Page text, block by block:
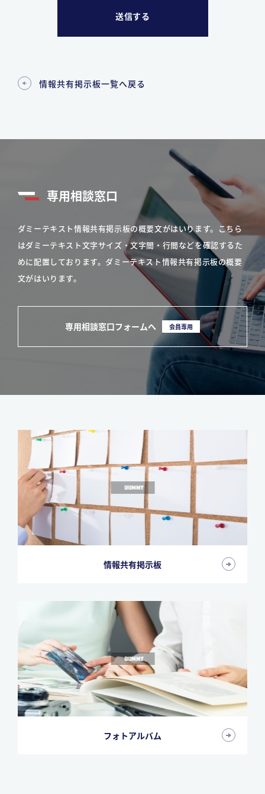
情報共有掲示板一覧へ戻る
専用相談窓口
ダミーテキスト情報共有掲示板の概要文がはいります。こちら
はダミーテキスト文字サイズ・文字間・行間などを確認するた
めに配置しております。ダミーテキスト情報共有掲示板の概要
文がはいります。
専用相談窓口フォームへ 会員専用
情報共有掲示板
フォトアルバム